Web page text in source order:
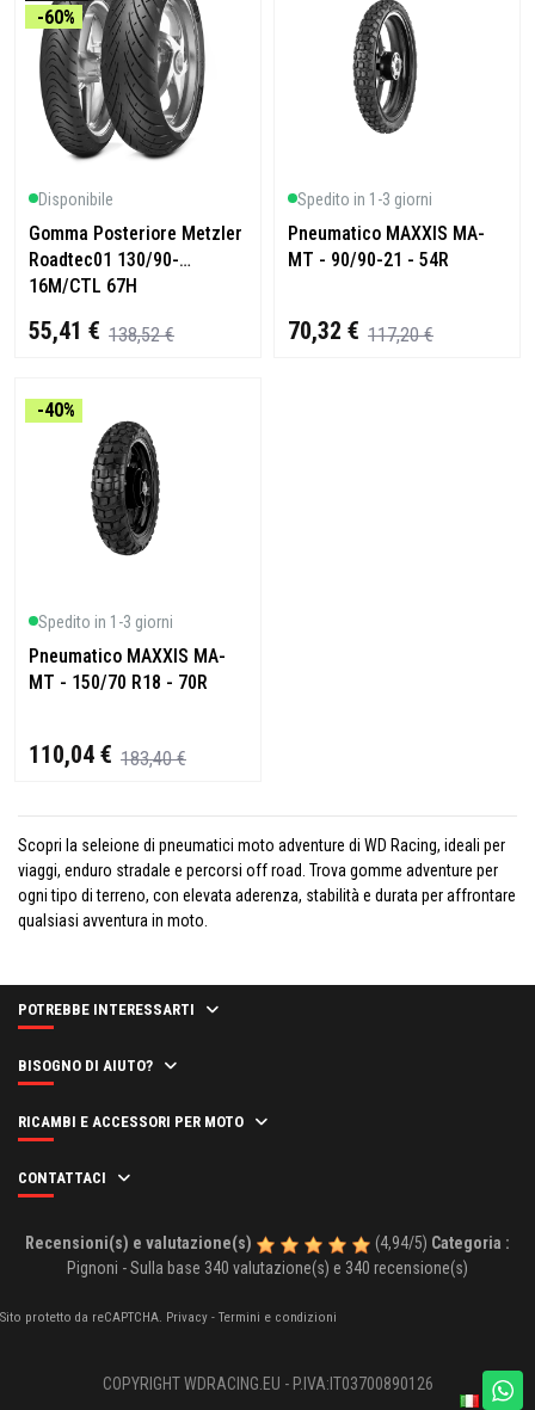
It
-60%
Disponibile
Gomma Posteriore Metzler
Roadtec01 130/90-
16M/CTL 67H
55,41 € 138,52 €
Spedito in 1-3 giorni
Pneumatico MAXXIS MA-
MT - 90/90-21 - 54R
70,32 € 117,20 €
-40%
Spedito in 1-3 giorni
Pneumatico MAXXIS MA-
MT - 150/70 R18 - 70R
110,04 € 183,40 €
Scopri la seleione di pneumatici moto adventure di WD Racing, ideali per
viaggi, enduro stradale e percorsi off road. Trova gomme adventure per
ogni tipo di terreno, con elevata aderenza, stabilità e durata per affrontare
qualsiasi avventura in moto.
POTREBBE INTERESSARTI
BISOGNO DI AIUTO?
RICAMBI E ACCESSORI PER MOTO
CONTATTACI
Recensioni(s) e valutazione(s) (4,94/5) Categoria :
Pignoni - Sulla base 340 valutazione(s) e 340 recensione(s)
Sito protetto da reCAPTCHA. Privacy - Termini e condizioni
COPYRIGHT WDRACING.EU - P.IVA:IT03700890126